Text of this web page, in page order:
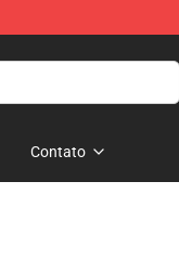
Contato